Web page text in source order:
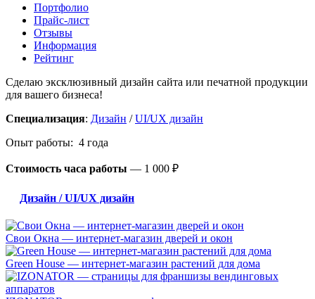
Портфолио
Прайс-лист
Отзывы
Информация
Рейтинг
Сделаю эксклюзивный дизайн сайта или печатной продукции
для вашего бизнеса!
Специализация: Дизайн /UI/UX дизайн
Опыт работы: 4 года
Стоимость часа работы — 1 000 ₽
Дизайн / UI/UX дизайн
Свои Окна — интернет-магазин дверей и окон
Green House — интернет-магазин растений для дома